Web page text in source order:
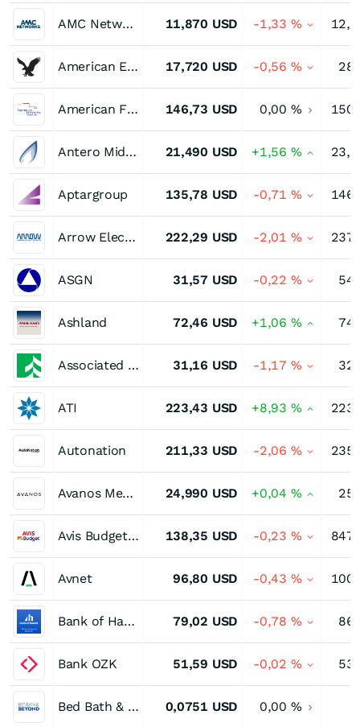
AMC Networks Registered (A) 11,870 USD -1,33 %
American Eagle Outfitters 17,720 USD -0,56 %
American Financial Group 146,73 USD 0,00 %
Antero Midstream Corporation 21,490 USD +1,56 %
Aptargroup 135,78 USD -0,71 %
Arrow Electronics 222,29 USD -2,01 %
ASGN 31,57 USD -0,22 %
Ashland 72,46 USD +1,06 %
Associated Banc-Corp 31,16 USD -1,17 %
ATI 223,43 USD +8,93 %
Autonation 211,33 USD -2,06 %
Avanos Medical 24,990 USD +0,04 %
Avis Budget Group 138,35 USD -0,23 %
Avnet 96,80 USD -0,43 %
Bank of Hawaii 79,02 USD -0,78 %
Bank OZK 51,59 USD -0,02 %
Bed Bath & Beyond 0,0751 USD 0,00 %